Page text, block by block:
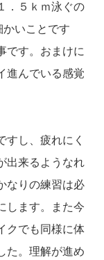
．５ｋｍ泳ぐの
いことです
です。おまけに
進んでいる感覚
すし、疲れにく
出来るようなれ
なりの練習は必
します。また今
クでも同様に体
た。理解が進め